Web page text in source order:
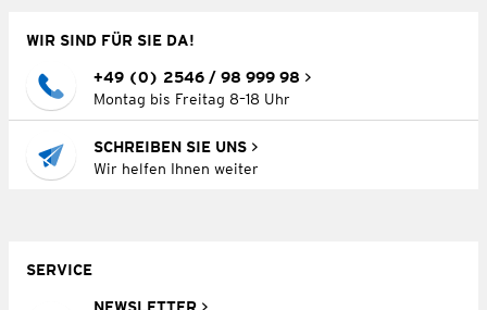
WIR SIND FÜR SIE DA!
+49 (0) 2546 / 98 999 98
Montag bis Freitag 8–18 Uhr
SCHREIBEN SIE UNS
Wir helfen Ihnen weiter
SERVICE